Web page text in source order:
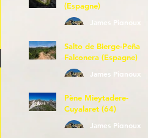
(Espagne)
James Pignoux
Salto de Bierge-Peña
Falconera (Espagne)
James Pignoux
Pène Mieytadere-
Cuyalaret (64)
James Pignoux